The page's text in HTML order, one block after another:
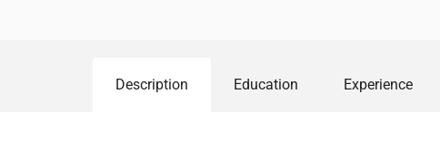
Description Education Experience